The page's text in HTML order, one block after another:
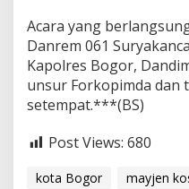
Acara yang
Danrem 061
Kapolres Bogor,
unsur Forkopimda dan
setempat.***(BS)
Post Views: 680
kota Bogor mayjen